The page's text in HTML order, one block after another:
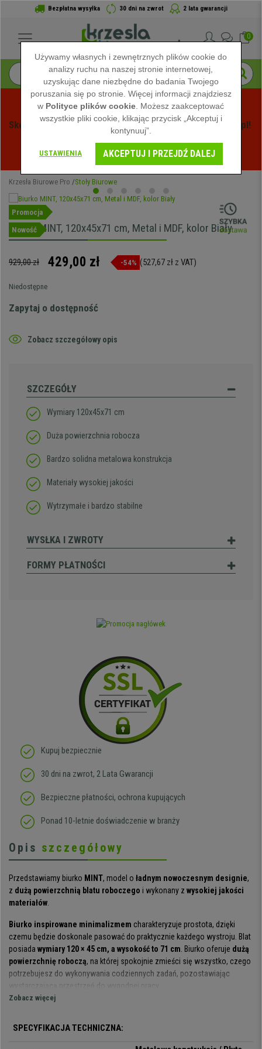
Bezpłatna wysyłka 30 dni na zwrot 2 lata gwarancji
0
Skorzystaj z Letnich Wyprzedaży na Krzeslabiurowepro.pl!
Zobacz oferty -
Krzesła Biurowe Pro Stoły Biurowe
Promocja
Nowość
Biurko MINT, 120x45x71 cm, Metal i MDF, kolor Biały
929,00 zł 429,00 zł -54% (527,67 zł z VAT)
Niedostępne
Zapytaj o dostępność
Zobacz szczegółowy opis
SZCZEGÓŁY
Wymiary 120x45x71 cm
Duża powierzchnia robocza
Bardzo solidna metalowa konstrukcja
Materiały wysokiej jakości
Wytrzymałe i bardzo stabilne
WYSŁKA I ZWROTY
FORMY PŁATNOŚCI
Kupuj bezpiecznie
30 dni na zwrot, 2 Lata Gwarancji
Bezpieczne płatności, ochrona kupujących
Ponad 10-letnie doświadczenie w branży
Opis szczegółowy
Przedstawiamy biurko MINT, model o ładnym nowoczesnym designie,
z dużą powierzchnią blatu roboczego i wykonany z wysokiej jakości
materiałów
Biurko inspirowane minimalizmem charakteryzuje prostota, dzięki
czemu będzie doskonale pasować do praktycznie każdego wystroju. Blat
posiada wymiary 120 × 45 cm, a wysokość to 71 cm . Biurko oferuje dużą
powierzchnię roboczą, na której spokojnie zmieści się wszystko, czego
potrzebujesz do wykonywania codziennych zadań, pozostawiając
wystarczającą przestrzeń do wygodnej pracy.
pielęgnacji.Solidny metalowy stelaż
wewnętrzna poprzeczka dodaje stabilności.
Zobacz więcej
SPECYFIKACJA TECHNICZNA:
Używamy własnych i zewnętrznych plików cookie do
analizy ruchu na naszej stronie internetowej,
uzyskując dane niezbędne do badania Twojego
poruszania się po stronie. Więcej informacji znajdziesz
w Polityce plików cookie . Możesz zaakceptować
wszystkie pliki cookie, klikając przycisk „Akceptuj i
kontynuuj”.
USTAWIENIA AKCEPTUJ I PRZEJDŹ DALEJ